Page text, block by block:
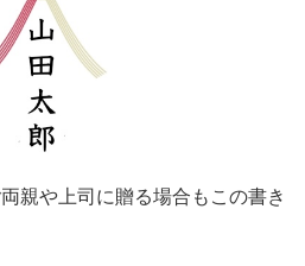
親や上司に贈る場合もこの書き